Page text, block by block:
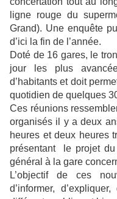
ligne rouge du
Grand). Une enquête
d’ici la fin de l’année.
Doté de 16 gares, le
jour les plus
d’habitants et doit
quotidien de quelques
Ces réunions
organisés il y a deux
heures et deux heures
présentant le projet
général à la gare
L’objectif de ces
d’informer,